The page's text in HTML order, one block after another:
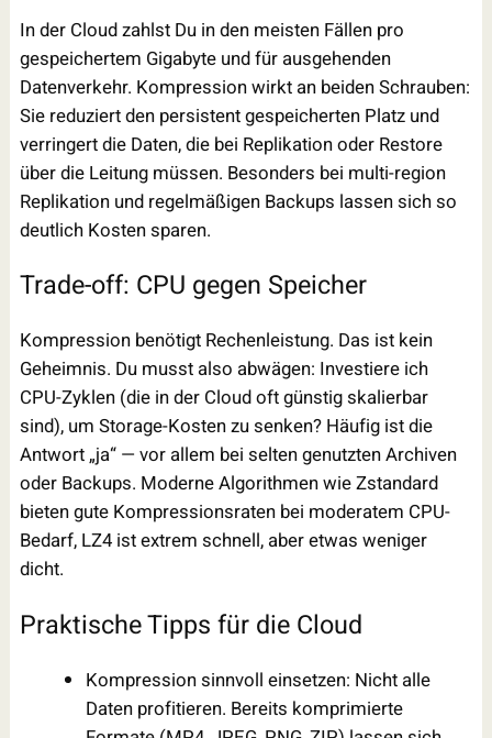
In der Cloud zahlst Du in den meisten Fällen pro
gespeichertem Gigabyte und für ausgehenden
Datenverkehr. Kompression wirkt an beiden Schrauben:
Sie reduziert den persistent gespeicherten Platz und
verringert die Daten, die bei Replikation oder Restore
über die Leitung müssen. Besonders bei multi-region
Replikation und regelmäßigen Backups lassen sich so
deutlich Kosten sparen.
Trade-off: CPU gegen Speicher
Kompression benötigt Rechenleistung. Das ist kein
Geheimnis. Du musst also abwägen: Investiere ich
CPU-Zyklen (die in der Cloud oft günstig skalierbar
sind), um Storage-Kosten zu senken? Häufig ist die
Antwort „ja“ — vor allem bei selten genutzten Archiven
oder Backups. Moderne Algorithmen wie Zstandard
bieten gute Kompressionsraten bei moderatem CPU-
Bedarf, LZ4 ist extrem schnell, aber etwas weniger
dicht.
Praktische Tipps für die Cloud
Kompression sinnvoll einsetzen: Nicht alle
Daten profitieren. Bereits komprimierte